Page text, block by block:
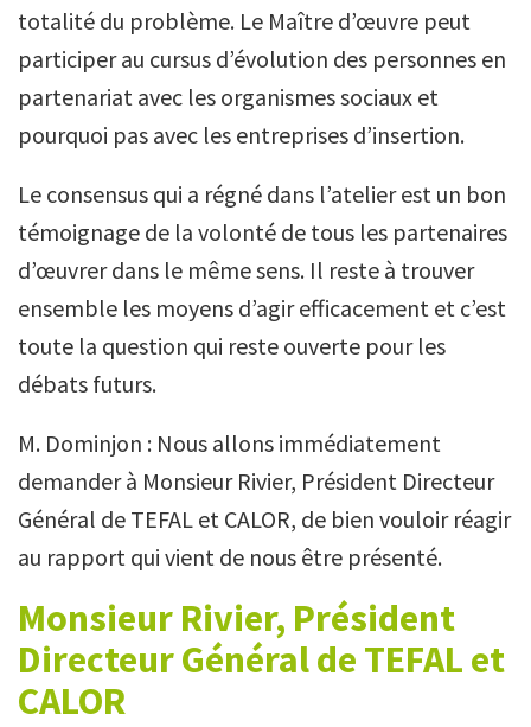
totalité du problème. Le Maître d’œuvre peut
participer au cursus d’évolution des personnes en
partenariat avec les organismes sociaux et
pourquoi pas avec les entreprises d’insertion.
Le consensus qui a régné dans l’atelier est un bon
témoignage de la volonté de tous les partenaires
d’œuvrer dans le même sens. Il reste à trouver
ensemble les moyens d’agir efficacement et c’est
toute la question qui reste ouverte pour les
débats futurs.
M. Dominjon : Nous allons immédiatement
demander à Monsieur Rivier, Président Directeur
Général de TEFAL et CALOR, de bien vouloir réagir
au rapport qui vient de nous être présenté.
Monsieur Rivier, Président
Directeur Général de TEFAL et
CALOR